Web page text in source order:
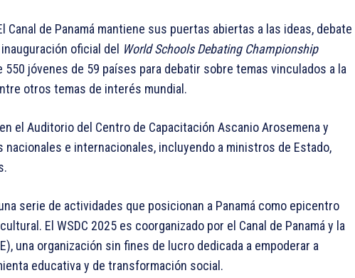
Canal de Panamá mantiene sus puertas abiertas a las ideas, debate
oficial del World Schools Debating Championship
550 jóvenes de 59 países para debatir sobre temas vinculados a la
otros temas de interés mundial.
el Auditorio del Centro de Capacitación Ascanio Arosemena y
e internacionales, incluyendo a ministros de Estado,
serie de actividades que posicionan a Panamá como epicentro
El WSDC 2025 es coorganizado por el Canal de Panamá y la
una organización sin fines de lucro dedicada a empoderar a
educativa y de transformación social.